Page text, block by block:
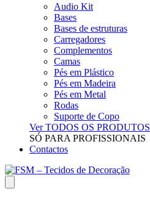
Audio Kit
Bases
Bases de estruturas
Carregadores
Complementos
Camas
Pés em Plástico
Pés em Madeira
Pés em Metal
Rodas
Suporte de Copo
Ver TODOS OS PRODUTOS
SÓ PARA PROFISSIONAIS
Contactos